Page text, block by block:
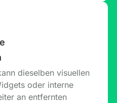
dieselben visuellen
oder interne
an entfernten